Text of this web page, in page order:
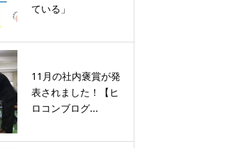
ている」
11月の社内褒賞が発
表されました！【ヒ
ロコンブログ...